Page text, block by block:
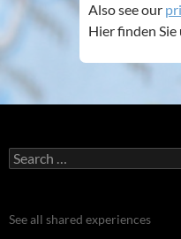
Also see our
Hier finden Sie
Search
for:
See all shared experiences